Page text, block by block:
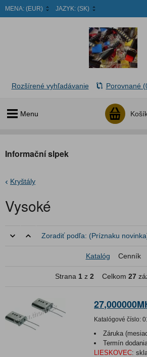
MENA: (EUR) JAZYK: (SK)
Menu
Rozšírené vyhľadávanie Porovnané
Informační slpek
Kryštály
Vysoké
Zoradiť podľa: (Príznaku
Katalóg Cenník
Strana 1 z 2 Celkom 27
Katalógové číslo:
Záruka
Termín
LIESKOVEC: